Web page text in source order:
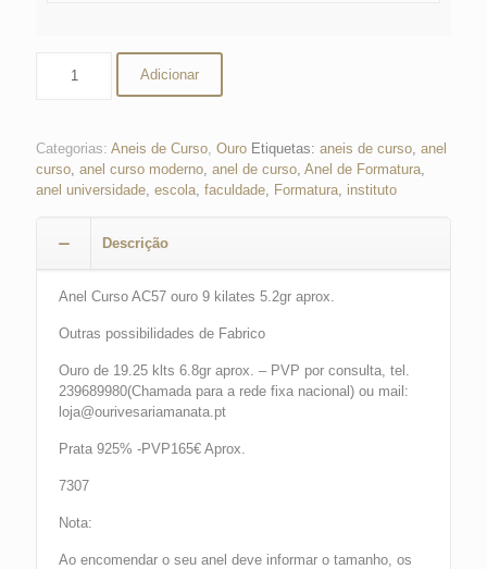
Curso
Adicionar
Categorias: Aneis de Curso Ouro Etiquetas: aneis de curso anel
curso anel curso moderno anel de curso Anel de Formatura
anel universidade escola faculdade Formatura instituto
Descrição
Anel Curso AC57 ouro 9 kilates 5.2gr aprox.
Outras possibilidades de Fabrico
Ouro de 19.25 klts 6.8gr aprox. – PVP por consulta, tel.
239689980(Chamada para a rede fixa nacional) ou mail:
loja@ourivesariamanata.pt
Prata 925% -PVP165€ Aprox.
7307
Nota:
Ao encomendar o seu anel deve informar o tamanho, os